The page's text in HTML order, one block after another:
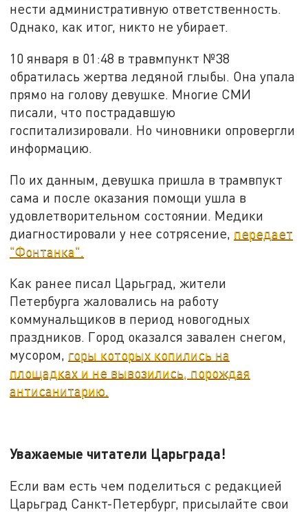
нести административную ответственность.
Однако, как итог, никто не убирает.
10 января в 01:48 в травмпункт №38
обратилась жертва ледяной глыбы. Она упала
прямо на голову девушке. Многие СМИ
писали, что пострадавшую
госпитализировали. Но чиновники опровергли
информацию.
По их данным, девушка пришла в трамвпукт
сама и после оказания помощи ушла в
удовлетворительном состоянии. Медики
диагностировали у нее сотрясение, передает
"Фонтанка".
Как ранее писал Царьград, жители
Петербурга жаловались на работу
коммунальщиков в период новогодных
праздников. Город оказался завален снегом,
мусором, горы которых копились на
площадках и не вывозились, порождая
антисанитарию.
Уважаемые читатели Царьграда!
Если вам есть чем поделиться с редакцией
Царьград Санкт-Петербург, присылайте свои